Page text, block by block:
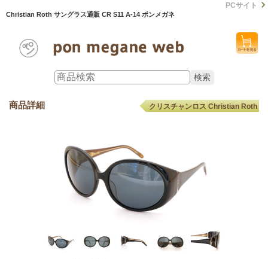
Christian Roth サングラス通販 CR S11 A-14 ポンメガネ
PCサイト
商品詳細 クリスチャンロス Christian Roth